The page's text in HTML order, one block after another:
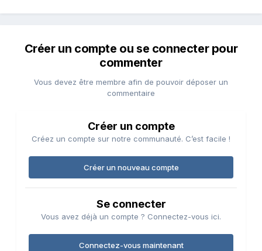
Créer un compte ou se connecter pour
commenter
Vous devez être membre afin de pouvoir déposer un
commentaire
Créer un compte
Créez un compte sur notre communauté. C’est facile !
Créer un nouveau compte
Se connecter
Vous avez déjà un compte ? Connectez-vous ici.
Connectez-vous maintenant